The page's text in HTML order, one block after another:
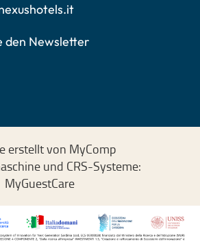
den Newsletter
erstellt von MyComp
und CRS-Systeme:
MyGuestCare